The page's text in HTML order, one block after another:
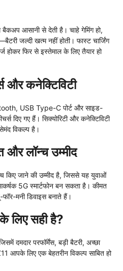
आसानी से देती है। चाहे गेमिंग हो,
जल्दी खत्म नहीं होती। फास्ट चार्जिंग
होकर फिर से इस्तेमाल के लिए तैयार हो
और कनेक्टिविटी
USB Type-C पोर्ट और साइड-
दिए गए हैं। सिक्योरिटी और कनेक्टिविटी
विकल्प है।
लॉन्च उम्मीद
किए जाने की उम्मीद है, जिससे यह युवाओं
5G स्मार्टफोन बन सकता है। कीमत
मनी डिवाइस बनाते हैं।
लिए सही है?
दमदार परफॉर्मेंस, बड़ी बैटरी, अच्छा
आपके लिए एक बेहतरीन विकल्प साबित हो